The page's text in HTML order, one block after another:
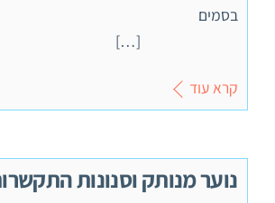
[…]
קרא עוד
נוער מנותק וסנונות